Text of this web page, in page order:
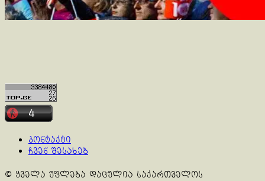
კონტაქტი
ჩვენ შესახებ
© ყველა უფლება დაცულია საქართველოს